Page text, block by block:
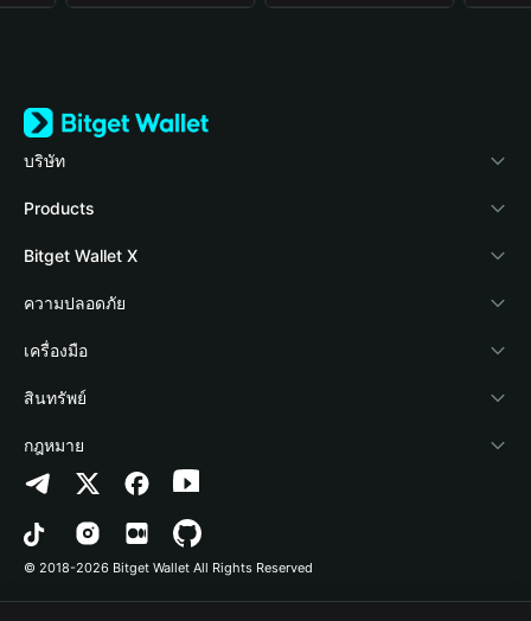
บริษัท
เกี่ยวกับ Bitget Wallet
Blog
Academy
ข่าวสารด้านคริปโต
ศูนย์ช่วยเหลือ
ติดต่อเรา
ทรัพยากรข้อมูลของแบรนด์
อาชีพ
Products
Crypto Card
Stablecoin Earn
Payfi Crypto
Crypto Swap API
Altcoin Season Index
Prediction Markets
DApp
Bitget Wallet X
นักพัฒนา
เชื่อมต่อ Wallet
Bitget Wallet Pay
ลิสต์โปรเจกต์
ความปลอดภัย
Protection Fund
เทคโนโลยีความปลอดภัย
เครื่องมือ
ซื้อคริปโต
การตรวจจับการอนุญาต
การตรวจจับสัญญา
การโอนเป็นชุด
สินทรัพย์
Arbitrum
Avalanche
Bitcoin
กฎหมาย
นโยบายความเป็นส่วนตัว
ข้อตกลงในการใช้บริการ
© 2018-2026 Bitget Wallet All Rights Reserved